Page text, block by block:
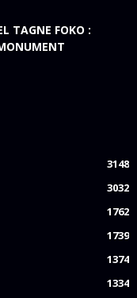
TAGNE FOKO :
3148
3032
1762
1739
1374
1334